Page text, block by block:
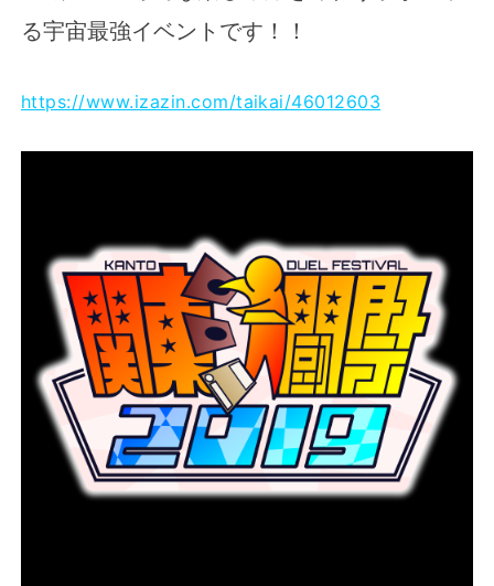
る宇宙最強イベントです！！
https://www.izazin.com/taikai/46012603